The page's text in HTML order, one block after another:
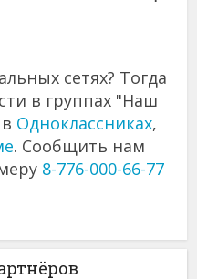
сетях? Тогда
в группах "Наш
Одноклассниках,
. Сообщить нам
8-776-000-66-77